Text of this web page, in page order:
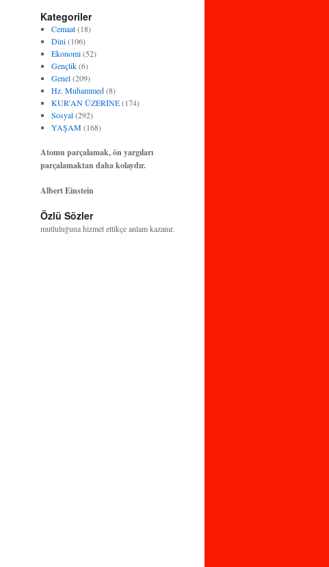
Kategoriler
Cemaat(18)
Dini(106)
Ekonomi(52)
Gençlik(6)
Genel(209)
Hz. Muhammed(8)
KUR'AN ÜZERİNE(174)
Sosyal(292)
YAŞAM(168)
Atomu parçalamak, ön yargıları
parçalamaktan daha kolaydır.
Albert Einstein
Özlü Sözler
Bilim ve teknoloji, insanlığın huzuruna ve
mutluluğuna hizmet ettikçe anlam kazanır.